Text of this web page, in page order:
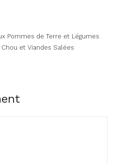
Pommes de Terre et Légumes
et Viandes Salées